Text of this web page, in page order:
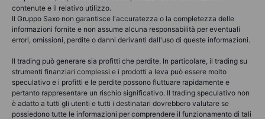
contenute e il relativo utilizzo.
Il Gruppo Saxo non garantisce l'accuratezza o la completezza delle
informazioni fornite e non assume alcuna responsabilità per eventuali
errori, omissioni, perdite o danni derivanti dall'uso di queste informazioni.
Il trading può generare sia profitti che perdite. In particolare, il trading su
strumenti finanziari complessi e i prodotti a leva può essere molto
speculativo e i profitti e le perdite possono fluttuare rapidamente e
pertanto rappresentare un rischio significativo. Il trading speculativo non
è adatto a tutti gli utenti e tutti i destinatari dovrebbero valutare se
possiedono tutte le informazioni per comprendere il funzionamento di tali